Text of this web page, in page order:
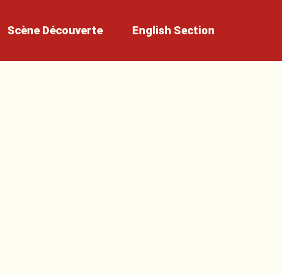
Scène Découverte English Section